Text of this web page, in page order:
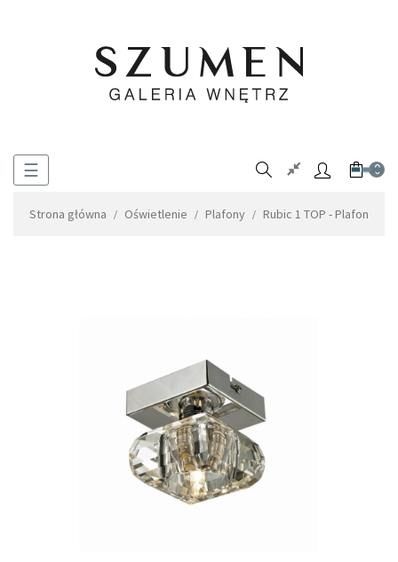
Toggle
☰ 0
Strona główna Oświetlenie Plafony Rubic 1 TOP - Plafon